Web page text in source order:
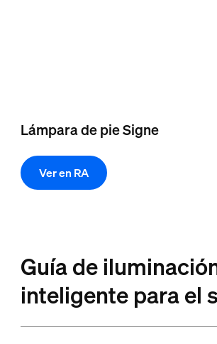
Lámpara de pie Signe
Ver en RA
Guía de
inteligente para el